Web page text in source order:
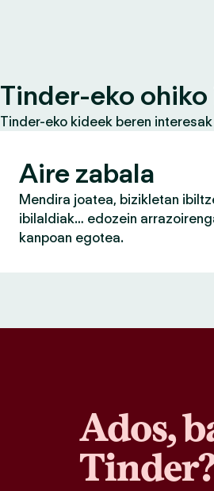
Tinder-eko ohiko
Tinder-eko kideek beren
Aire zabala
Mendira joatea, bizikletan
ibilaldiak… edozein
kanpoan egotea.
Ados,